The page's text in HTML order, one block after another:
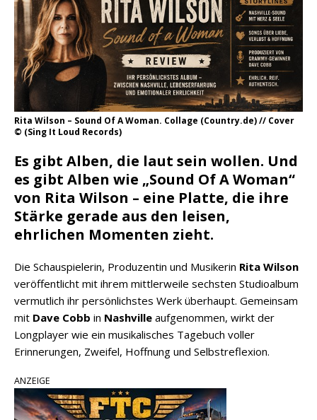
Rita Wilson – Sound Of A Woman. Collage (Country.de) // Cover
© (Sing It Loud Records)
Es gibt Alben, die laut sein wollen. Und
es gibt Alben wie „Sound Of A Woman“
von Rita Wilson – eine Platte, die ihre
Stärke gerade aus den leisen,
ehrlichen Momenten zieht.
Die Schauspielerin, Produzentin und Musikerin Rita Wilson
veröffentlicht mit ihrem mittlerweile sechsten Studioalbum
vermutlich ihr persönlichstes Werk überhaupt. Gemeinsam
mit Dave Cobb in Nashville aufgenommen, wirkt der
Longplayer wie ein musikalisches Tagebuch voller
Erinnerungen, Zweifel, Hoffnung und Selbstreflexion.
ANZEIGE